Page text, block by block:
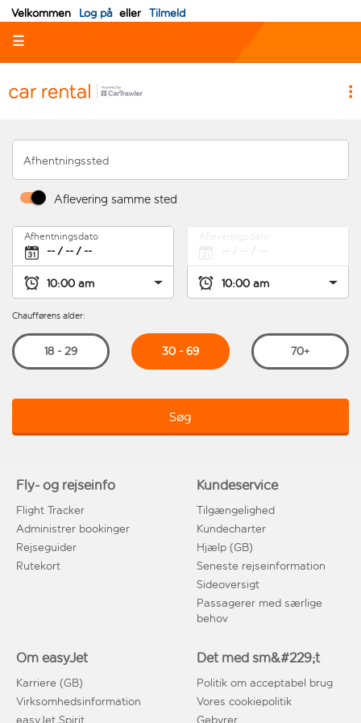
Velkommen Log på eller Tilmeld
☰
Afhentningssted
Aflevering samme sted
Afhentningsdato
Chaufførens alder:
18 - 29 30 - 69 70+
Søg
Fly- og rejseinfo
Flight Tracker
Administrer bookinger
Rejseguider
Rutekort
Kundeservice
Tilgængelighed
Kundecharter
Hjælp (GB)
Seneste rejseinformation
Sideoversigt
Passagerer med særlige
behov
Om easyJet
Karriere (GB)
Virksomhedsinformation
easyJet Spirit
Det med sm&#229;t
Politik om acceptabel brug
Vores cookiepolitik
Gebyrer